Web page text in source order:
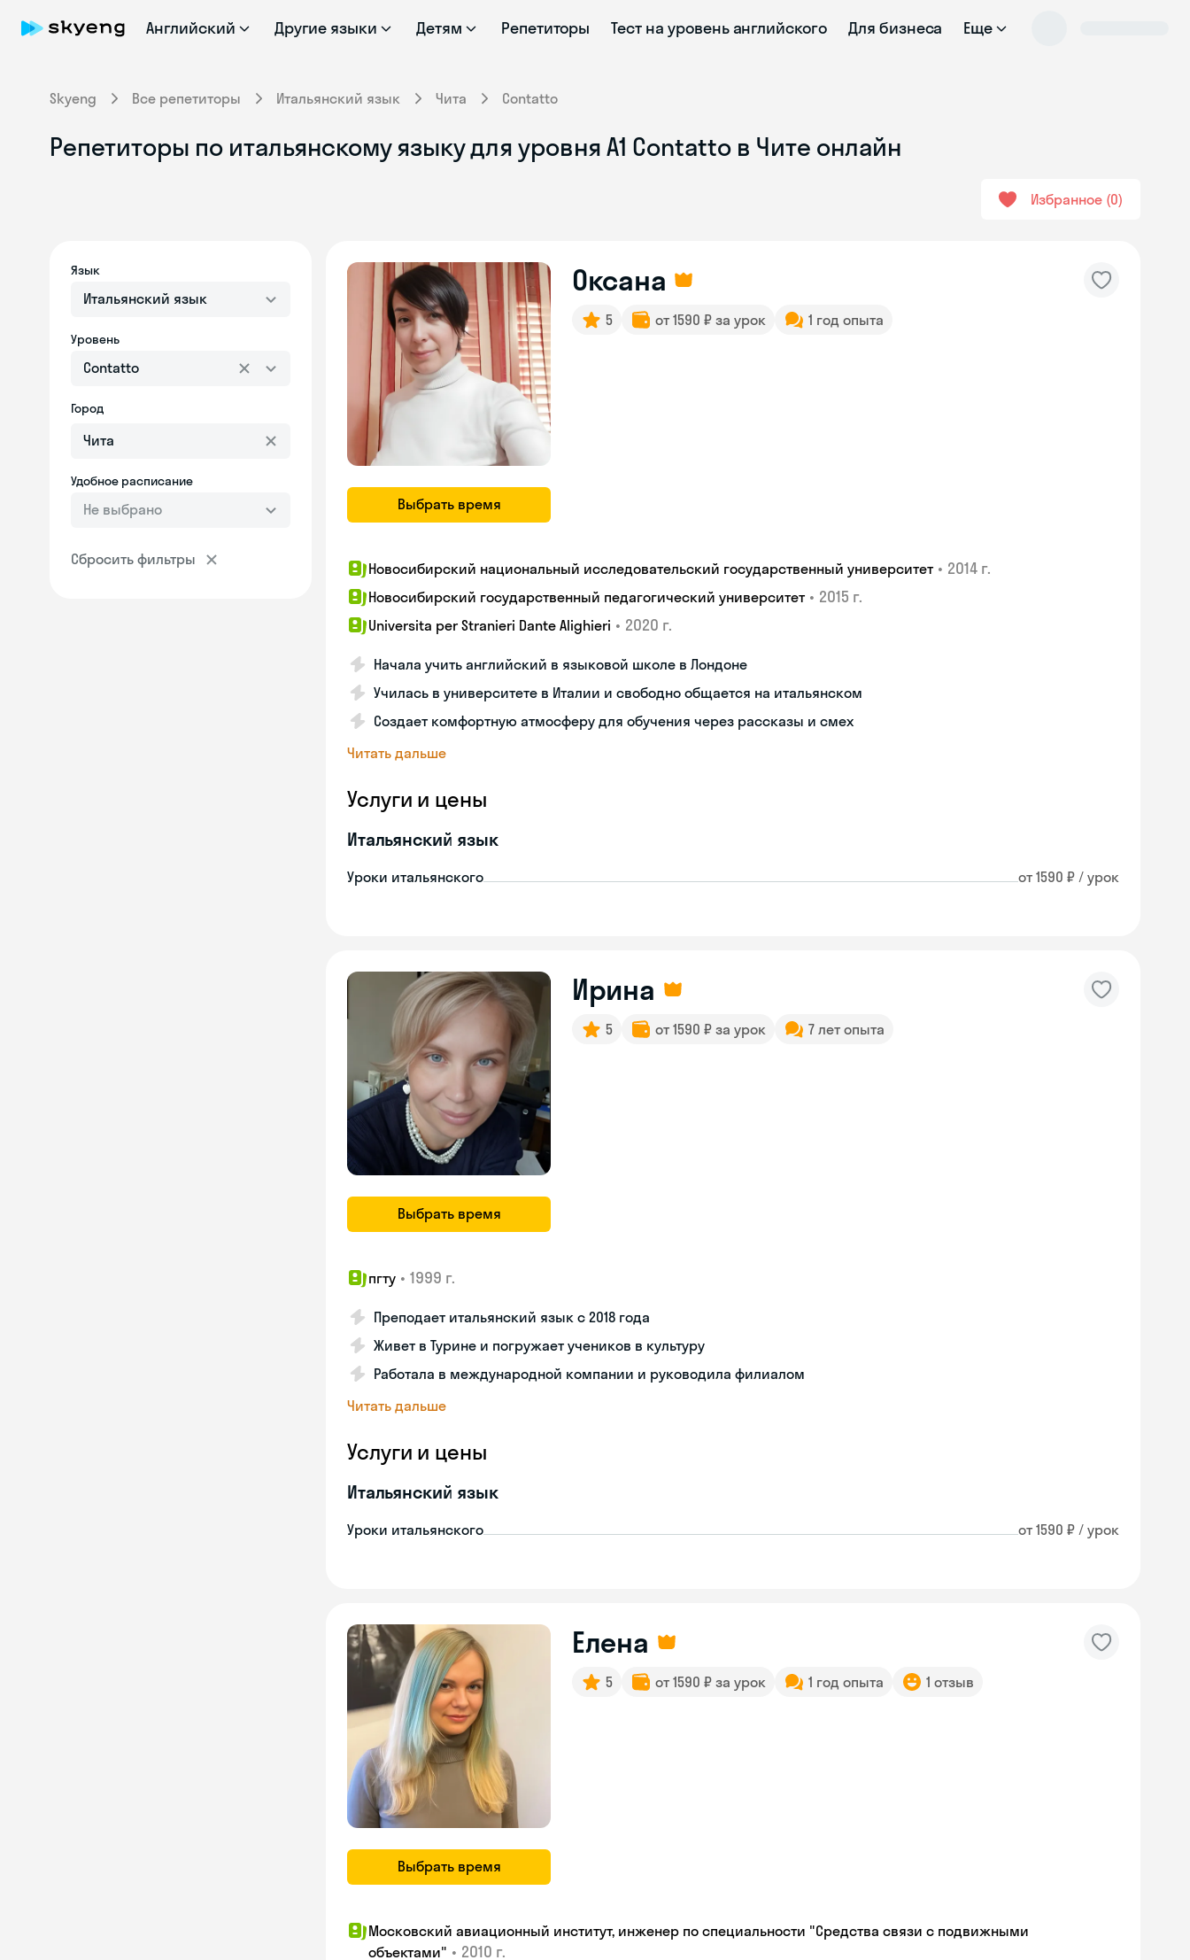
Английский Другие языки Детям Репетиторы Тест на уровень английского Для бизнеса Еще
Skyeng Все репетиторы Итальянский язык Чита Contatto
Репетиторы по итальянскому языку для уровня А1 Contatto в Чите онлайн
Избранное 0
Язык
Итальянский язык
Уровень
Contatto
Город
Удобное расписание
Не выбрано
Сбросить фильтры
Выбрать время
Оксана
5 от 1590 ₽ за урок 1 год опыта
Новосибирский национальный исследовательский государственный университет • 2014 г.
Новосибирский государственный педагогический университет • 2015 г.
Universita per Stranieri Dante Alighieri • 2020 г.
Начала учить английский в языковой школе в Лондоне
Училась в университете в Италии и свободно общается на итальянском
Создает комфортную атмосферу для обучения через рассказы и смех
Читать дальше
Услуги и цены
Итальянский язык
Уроки итальянского от 1590 ₽ / урок
Выбрать время
Ирина
5 от 1590 ₽ за урок 7 лет опыта
пгту • 1999 г.
Преподает итальянский язык с 2018 года
Живет в Турине и погружает учеников в культуру
Работала в международной компании и руководила филиалом
Читать дальше
Услуги и цены
Итальянский язык
Уроки итальянского от 1590 ₽ / урок
Выбрать время
Елена
5 от 1590 ₽ за урок 1 год опыта 1 отзыв
Московский авиационный институт, инженер по специальности "Средства связи с подвижными
объектами" • 2010 г.